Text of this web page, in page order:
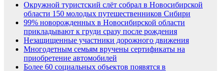
Окружной туристский слёт собрал в Новосибирской
области 150 молодых путешественников Сибири
99% новорожденных в Новосибирской области
прикладывают к груди сразу после рождения
Незащищенные участники дорожного движения
Многодетным семьям вручены сертификаты на
приобретение автомобилей
Более 60 социальных объектов появятся в